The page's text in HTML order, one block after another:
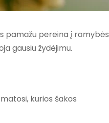
pamažu pereina į ramybės
gausiu žydėjimu.
kurios šakos